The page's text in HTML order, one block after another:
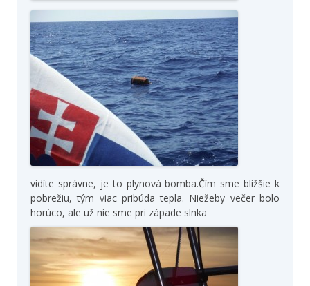
vidíte správne, je to plynová bomba.Čím sme bližšie k
pobrežiu, tým viac pribúda tepla. Niežeby večer bolo
horúco, ale už nie sme pri západe slnka